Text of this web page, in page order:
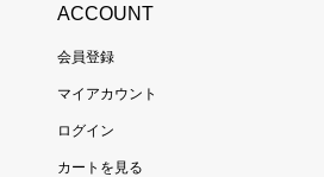
ACCOUNT
会員登録
マイアカウント
ログイン
カートを見る